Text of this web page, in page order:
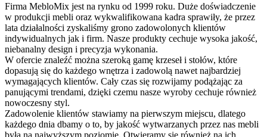
Firma MebloMix jest na rynku od 1999 roku. Duże doświadczenie
w produkcji mebli oraz wykwalifikowana kadra sprawiły, że przez
lata działalności zyskaliśmy grono zadowolonych klientów
indywidualnych jak i firm. Nasze produkty cechuje wysoka jakość,
niebanalny design i precyzja wykonania.
W ofercie znaleźć można szeroką gamę krzeseł i stołów, które
dopasują się do każdego wnętrza i zadowolą nawet najbardziej
wymagających klientów. Cały czas się rozwijamy podążając za
panującymi trendami, dzięki czemu nasze wyroby cechuje również
nowoczesny styl.
Zadowolenie klientów stawiamy na pierwszym miejscu, dlatego
każdego dnia dbamy o to, by jakość wytwarzanych przez nas mebli
była na najwyższym poziomie. Otwieramy się również na ich